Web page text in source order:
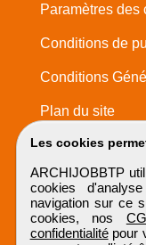
Les cookies
ARCHIJOBBTP
cookies
navigation sur ce
cookies, nos
confidentialitépour
Paramètres des
Conditions de
Conditions
Plan du site